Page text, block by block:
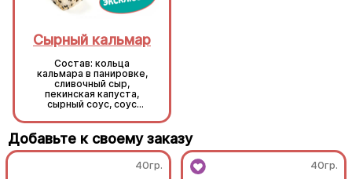
Сырный кальмар
Состав: кольца
кальмара в панировке,
сливочный сыр,
пекинская капуста,
сырный соус, соус
Добавьте к своему заказу
40гр. 40гр.